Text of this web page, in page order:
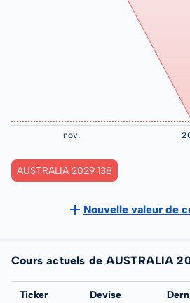
AUSTRALIA 2029 138
Nouvelle valeur de
Cours actuels de AUSTRALIA
Bourse
Ticker Devise